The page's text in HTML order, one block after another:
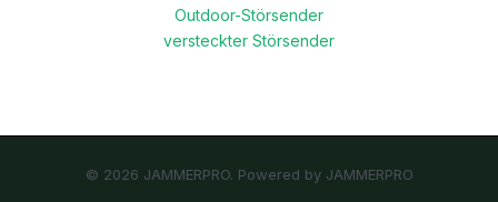
Outdoor-Störsender
versteckter Störsender
© 2026 JAMMERPRO. Powered by JAMMERPRO